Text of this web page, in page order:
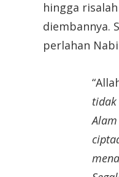
hingga
diembannya.
perlahan
tidak